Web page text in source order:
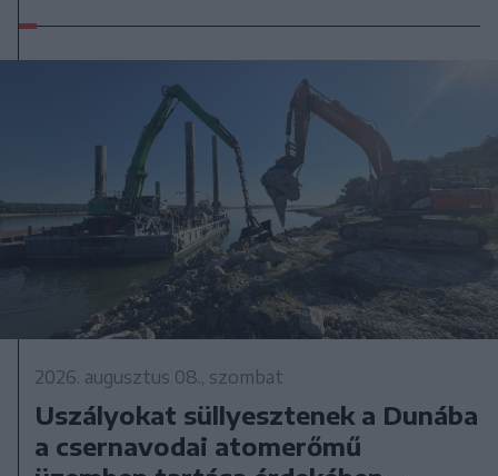
2026. augusztus 08., szombat
Uszályokat süllyesztenek a Dunába
a csernavodai atomerőmű